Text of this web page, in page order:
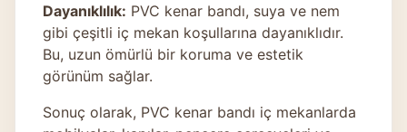
Dayanıklılık: PVC kenar bandı, suya ve nem
gibi çeşitli iç mekan koşullarına dayanıklıdır.
Bu, uzun ömürlü bir koruma ve estetik
görünüm sağlar.
Sonuç olarak, PVC kenar bandı iç mekanlarda